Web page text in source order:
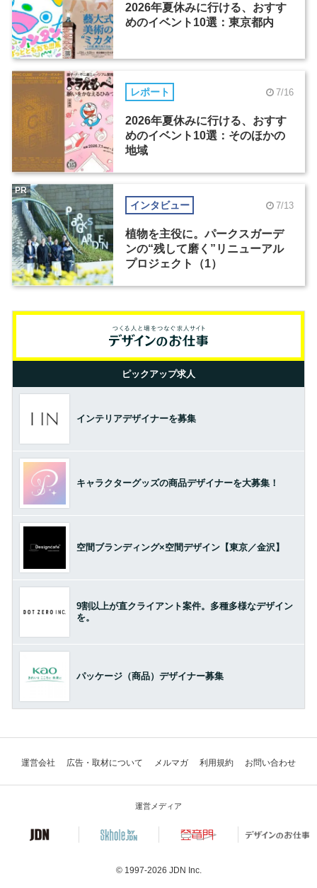
2026年夏休みに行ける、おすす
めのイベント10選：東京都内
レポート 7/16
2026年夏休みに行ける、おすす
めのイベント10選：そのほかの
地域
インタビュー 7/13
植物を主役に。パークスガーデ
ンの“残して磨く”リニューアル
プロジェクト（1）
PR
ピックアップ求人
インテリアデザイナーを募集
キャラクターグッズの商品デザイナーを大募集！
空間ブランディング×空間デザイン【東京／金沢】
9割以上が直クライアント案件。多種多様なデザイン
を。
パッケージ（商品）デザイナー募集
運営会社 広告・取材について メルマガ 利用規約 お問い合わせ
運営メディア
© 1997-2026 JDN Inc.